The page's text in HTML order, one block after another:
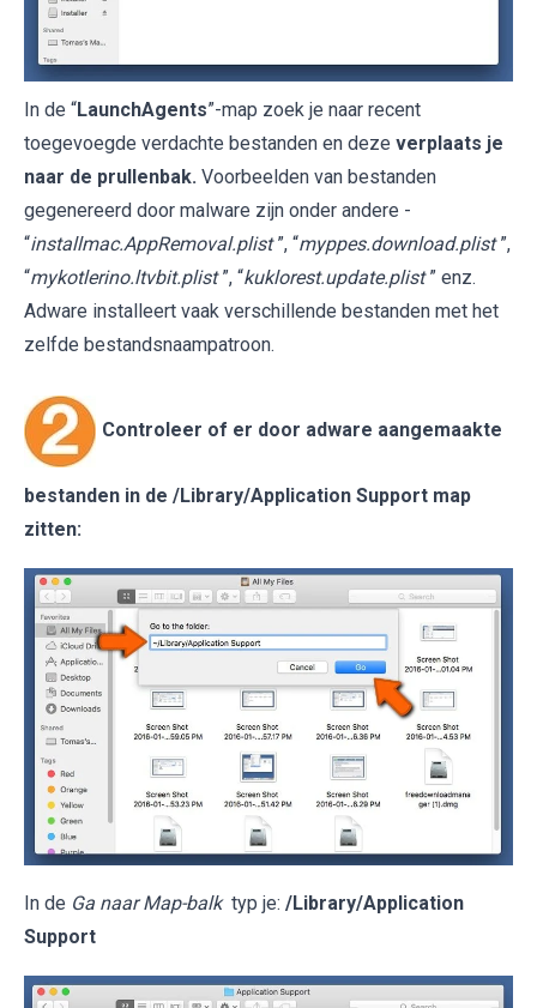
In de “LaunchAgents”-map zoek je naar recent
toegevoegde verdachte bestanden en deze verplaats je
naar de prullenbak. Voorbeelden van bestanden
gegenereerd door malware zijn onder andere -
“installmac.AppRemoval.plist ”, “myppes.download.plist ”,
“mykotlerino.ltvbit.plist ”, “kuklorest.update.plist ” enz.
Adware installeert vaak verschillende bestanden met het
zelfde bestandsnaampatroon.
Controleer of er door adware aangemaakte
bestanden in de /Library/Application Support map
zitten:
In de Ga naar Map-balk typ je: /Library/Application
Support